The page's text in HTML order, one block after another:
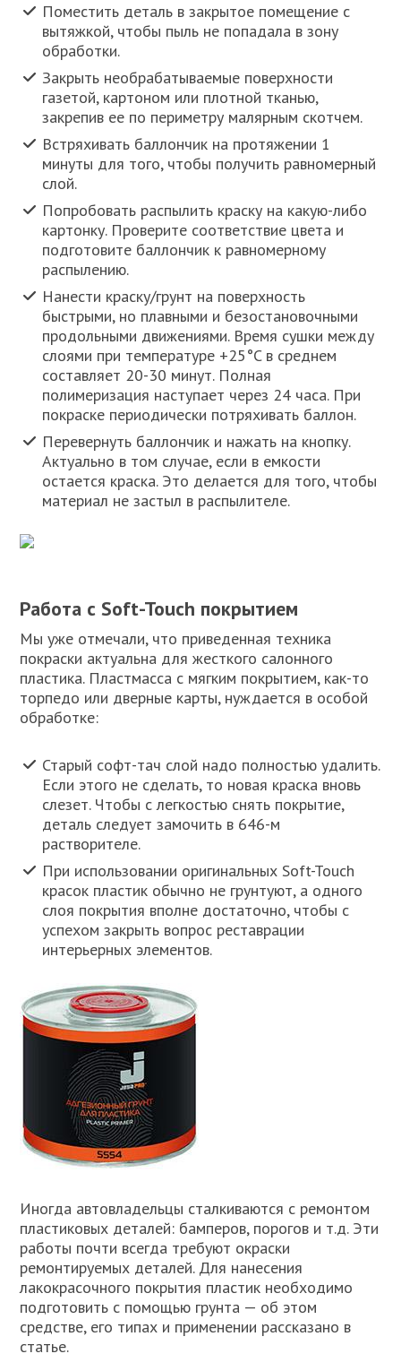
Поместить деталь в закрытое помещение с
вытяжкой, чтобы пыль не попадала в зону
обработки.
Закрыть необрабатываемые поверхности
газетой, картоном или плотной тканью,
закрепив ее по периметру малярным скотчем.
Встряхивать баллончик на протяжении 1
минуты для того, чтобы получить равномерный
слой.
Попробовать распылить краску на какую-либо
картонку. Проверите соответствие цвета и
подготовите баллончик к равномерному
распылению.
Нанести краску/грунт на поверхность
быстрыми, но плавными и безостановочными
продольными движениями. Время сушки между
слоями при температуре +25°C в среднем
составляет 20-30 минут. Полная
полимеризация наступает через 24 часа. При
покраске периодически потряхивать баллон.
Перевернуть баллончик и нажать на кнопку.
Актуально в том случае, если в емкости
остается краска. Это делается для того, чтобы
материал не застыл в распылителе.
Работа с Soft-Touch покрытием
Мы уже отмечали, что приведенная техника
покраски актуальна для жесткого салонного
пластика. Пластмасса с мягким покрытием, как-то
торпедо или дверные карты, нуждается в особой
обработке:
Старый софт-тач слой надо полностью удалить.
Если этого не сделать, то новая краска вновь
слезет. Чтобы с легкостью снять покрытие,
деталь следует замочить в 646-м
растворителе.
При использовании оригинальных Soft-Touch
красок пластик обычно не грунтуют, а одного
слоя покрытия вполне достаточно, чтобы с
успехом закрыть вопрос реставрации
интерьерных элементов.
Иногда автовладельцы сталкиваются с ремонтом
пластиковых деталей: бамперов, порогов и т.д. Эти
работы почти всегда требуют окраски
ремонтируемых деталей. Для нанесения
лакокрасочного покрытия пластик необходимо
подготовить с помощью грунта — об этом
средстве, его типах и применении рассказано в
статье.